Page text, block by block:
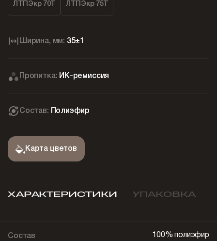
ЛТПЭкр 70Т ЛТПЭкр 75Т
Ширина, мм: 35±1
Пропитка: ИК-ремиссия
Состав: Полиэфир
Карта цветов
ХАРАКТЕРИСТИКИ УПАКОВКА
Состав 100% полиэфир